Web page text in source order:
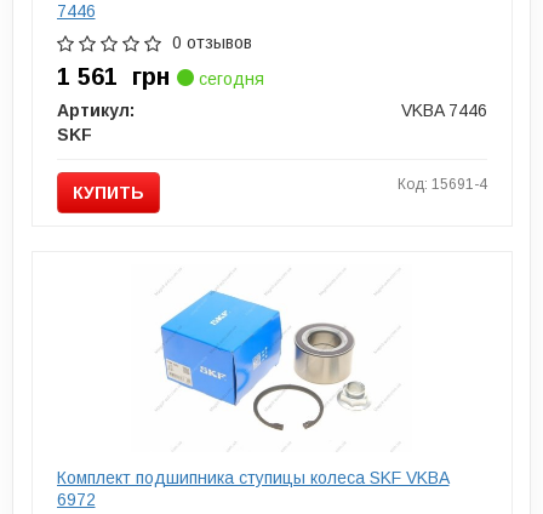
7446
0 отзывов
1 561 грн
сегодня
Артикул:
VKBA 7446
SKF
КУПИТЬ Код: 15691-4
Комплект подшипника ступицы колеса SKF VKBA
6972